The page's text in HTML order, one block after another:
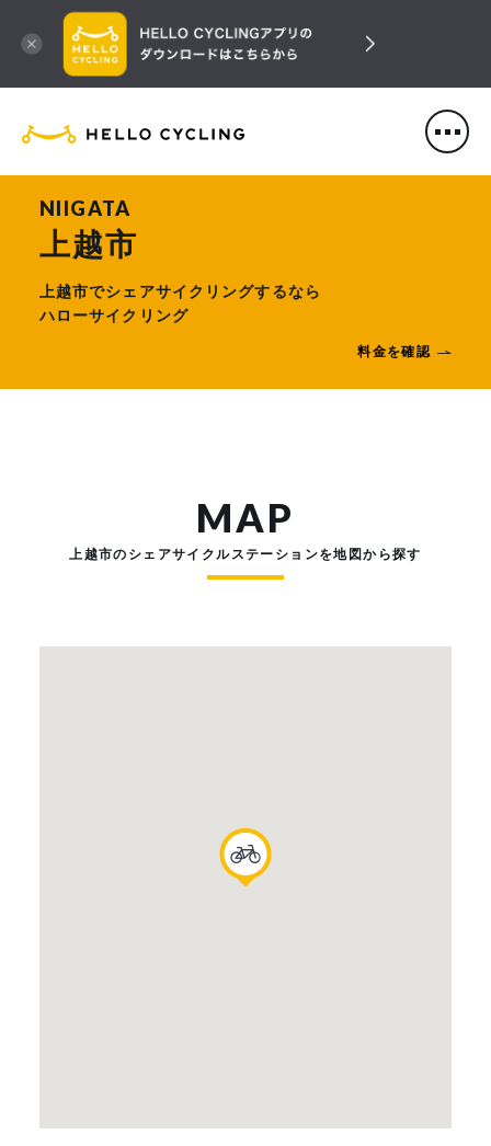
HELLO CYCLING（ハローサ
NIIGATA
上越市
上越市でシェアサイクリングするなら
ハローサイクリング
料金を確認
MAP
上越市のシェアサイクルステーションを地図から探す